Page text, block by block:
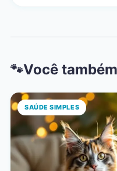
Você
SAÚDE SIMPLES